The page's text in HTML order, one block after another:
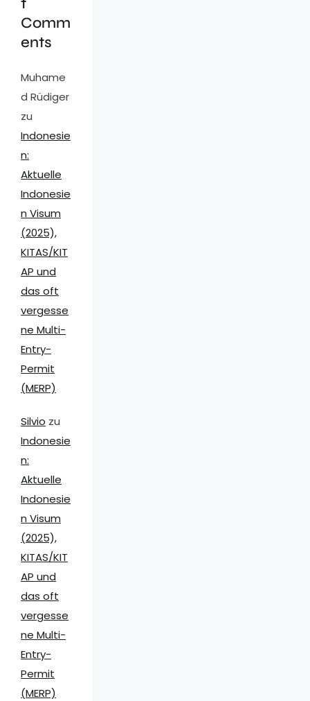
t
Comm
ents
Muhame
d Rüdiger
zu
Indonesie
n:
Aktuelle
Indonesie
n Visum
(2025),
KITAS/KIT
AP und
das oft
vergesse
ne Multi-
Entry-
Permit
(MERP)
Silvio zu
Indonesie
n:
Aktuelle
Indonesie
n Visum
(2025),
KITAS/KIT
AP und
das oft
vergesse
ne Multi-
Entry-
Permit
(MERP)